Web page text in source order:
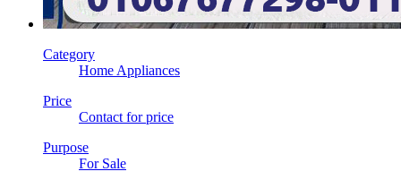
Category
Home Appliances
Price
Contact for price
Purpose
For Sale